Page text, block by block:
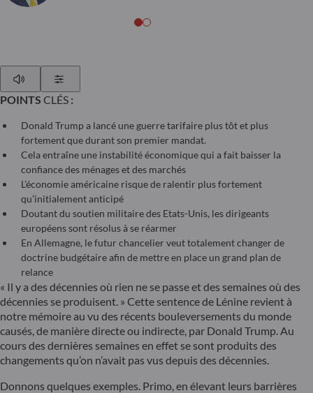
POINTS CLÉS :
Donald Trump a lancé une guerre tarifaire plus tôt et plus
fortement que durant son premier mandat.
Cela entraîne une instabilité économique qui a fait baisser la
confiance des ménages et des marchés
L’économie américaine risque de ralentir plus fortement
qu’initialement anticipé
Doutant du soutien militaire des Etats-Unis, les dirigeants
européens sont résolus à se réarmer
En Allemagne, le futur chancelier veut totalement changer de
doctrine budgétaire afin de mettre en place un grand plan de
relance
« Il y a des décennies où rien ne se passe et des semaines où des
décennies se produisent. » Cette sentence de Lénine revient à
notre mémoire au vu des récents bouleversements du monde
causés, de manière directe ou indirecte, par Donald Trump. Au
cours des dernières semaines en effet se sont produits des
changements qu’on n’avait pas vus depuis des décennies.
Donnons quelques exemples. Primo, en élevant leurs barrières